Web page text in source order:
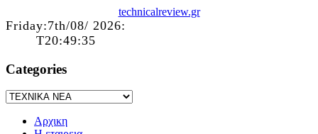
technicalreview.gr
Friday:7th/08/ 2026:
T20:49:35
Categories
Αρχικη